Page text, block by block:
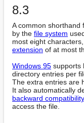
8.3
A common shorthand
by the file system
most eight
extension of at most
Windows 95 supports
directory entries per
The extra entries are
backward compatibility
access the file.